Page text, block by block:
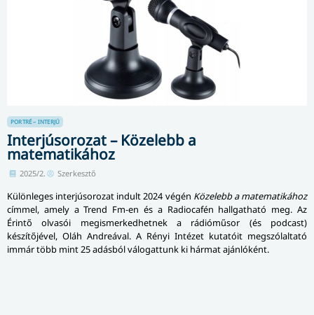
PORTRÉ – INTERJÚ
Interjúsorozat – Közelebb a
matematikához
2025/2. Szerkesztő
Különleges interjúsorozat indult 2024 végén Közelebb a matematikához
címmel, amely a Trend Fm-en és a Radiocafén hallgatható meg. Az
Érintő olvasói megismerkedhetnek a rádióműsor (és podcast)
készítőjével, Oláh Andreával. A Rényi Intézet kutatóit megszólaltató
immár több mint 25 adásból válogattunk ki hármat ajánlóként.